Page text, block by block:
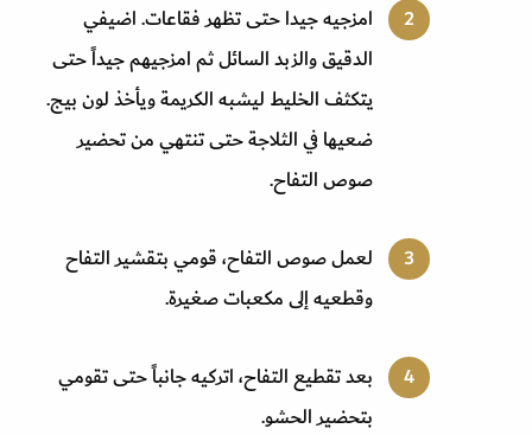
امزجيه جيدا حتى تظهر فقاعات. اضيفي
الدقيق والزبد السائل ثم امزجيهم جيداً حتى
يتكثف الخليط ليشبه الكريمة ويأخذ لون بيج.
ضعيها في الثلاجة حتى تنتهي من تحضير
صوص التفاح.
لعمل صوص التفاح، قومي بتقشير التفاح
وقطعيه إلى مكعبات صغيرة.
بعد تقطيع التفاح، اتركيه جانباً حتى تقومي
بتحضير الحشو.